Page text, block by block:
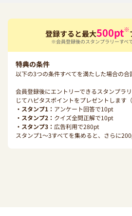
登録すると最大500pt※
※会員登録後のスタンプラリーすべ
特典の条件
以下の3つの条件すべてを満たした場合の合
会員登録後にエントリーできるスタンプラ
じてハピタスポイントをプレゼントします
・スタンプ1： アンケート回答で10pt
・スタンプ2： クイズ全問正解で10pt
・スタンプ3： 広告利用で280pt
スタンプ1〜3すべてを集めると、さらに200